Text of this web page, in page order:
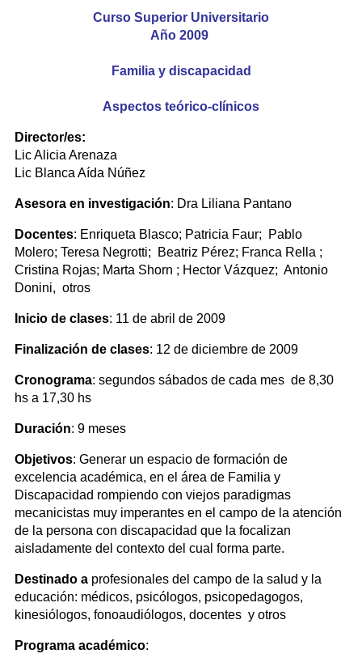
Curso Superior Universitario
Año 2009
Familia y discapacidad
Aspectos teórico-clínicos
Director/es:
Lic Alicia Arenaza
Lic Blanca Aída Núñez
Asesora en investigación: Dra Liliana Pantano
Docentes: Enriqueta Blasco; Patricia Faur; Pablo
Molero; Teresa Negrotti; Beatriz Pérez; Franca Rella ;
Cristina Rojas; Marta Shorn ; Hector Vázquez; Antonio
Donini, otros
Inicio de clases: 11 de abril de 2009
Finalización de clases: 12 de diciembre de 2009
Cronograma: segundos sábados de cada mes de 8,30
hs a 17,30 hs
Duración: 9 meses
Objetivos: Generar un espacio de formación de
excelencia académica, en el área de Familia y
Discapacidad rompiendo con viejos paradigmas
mecanicistas muy imperantes en el campo de la atención
de la persona con discapacidad que la focalizan
aisladamente del contexto del cual forma parte.
Destinado a profesionales del campo de la salud y la
educación: médicos, psicólogos, psicopedagogos,
kinesiólogos, fonoaudiólogos, docentes y otros
Programa académico: